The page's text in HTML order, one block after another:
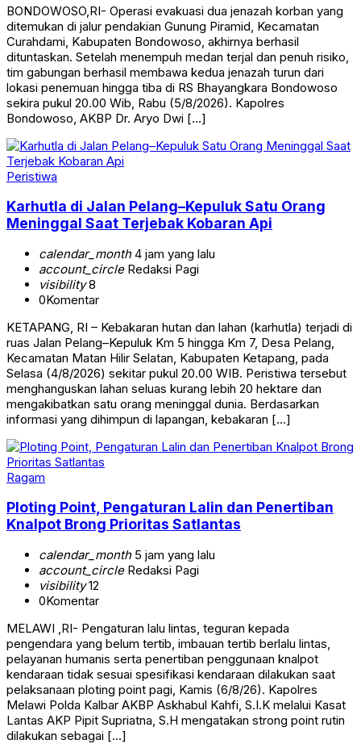
BONDOWOSO,RI- Operasi evakuasi dua jenazah korban yang
ditemukan di jalur pendakian Gunung Piramid, Kecamatan
Curahdami, Kabupaten Bondowoso, akhirnya berhasil
dituntaskan. Setelah menempuh medan terjal dan penuh risiko,
tim gabungan berhasil membawa kedua jenazah turun dari
lokasi penemuan hingga tiba di RS Bhayangkara Bondowoso
sekira pukul 20.00 Wib, Rabu (5/8/2026). Kapolres
Bondowoso, AKBP Dr. Aryo Dwi […]
Peristiwa
Karhutla di Jalan Pelang–Kepuluk Satu Orang
Meninggal Saat Terjebak Kobaran Api
calendar_month4 jam yang lalu
account_circleRedaksi Pagi
visibility8
0Komentar
KETAPANG, RI – Kebakaran hutan dan lahan (karhutla) terjadi di
ruas Jalan Pelang–Kepuluk Km 5 hingga Km 7, Desa Pelang,
Kecamatan Matan Hilir Selatan, Kabupaten Ketapang, pada
Selasa (4/8/2026) sekitar pukul 20.00 WIB. Peristiwa tersebut
menghanguskan lahan seluas kurang lebih 20 hektare dan
mengakibatkan satu orang meninggal dunia. Berdasarkan
informasi yang dihimpun di lapangan, kebakaran […]
Ragam
Ploting Point, Pengaturan Lalin dan Penertiban
Knalpot Brong Prioritas Satlantas
calendar_month5 jam yang lalu
account_circleRedaksi Pagi
visibility12
0Komentar
MELAWI ,RI- Pengaturan lalu lintas, teguran kepada
pengendara yang belum tertib, imbauan tertib berlalu lintas,
pelayanan humanis serta penertiban penggunaan knalpot
kendaraan tidak sesuai spesifikasi kendaraan dilakukan saat
pelaksanaan ploting point pagi, Kamis (6/8/26). Kapolres
Melawi Polda Kalbar AKBP Askhabul Kahfi, S.I.K melalui Kasat
Lantas AKP Pipit Supriatna, S.H mengatakan strong point rutin
dilakukan sebagai […]